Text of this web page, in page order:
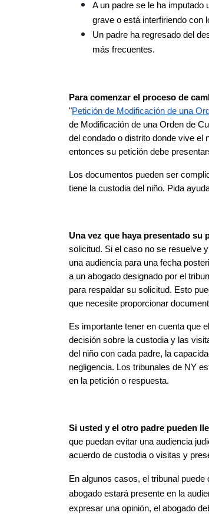
A un padre se le ha imputado
grave o está interfiriendo con
Un padre ha regresado del
más frecuentes.
Para comenzar el proceso de
"Petición de Modificación de una
de Modificación de una Orden de
del condado o distrito donde vive el
entonces su petición debe
Los documentos pueden ser
tiene la custodia del niño. Pida
Una vez que haya presentado su
solicitud. Si el caso no se resuelve
una audiencia para una fecha
a un abogado designado por el
para respaldar su solicitud. Esto
que necesite proporcionar
Es importante tener en cuenta que
decisión sobre la custodia y las
del niño con cada padre, la
negligencia. Los tribunales de NY
en la petición o respuesta.
Si usted y el otro padre pueden
que puedan evitar una audiencia
acuerdo de custodia o visitas y
En algunos casos, el tribunal
abogado estará presente en la
expresar una opinión, el abogado